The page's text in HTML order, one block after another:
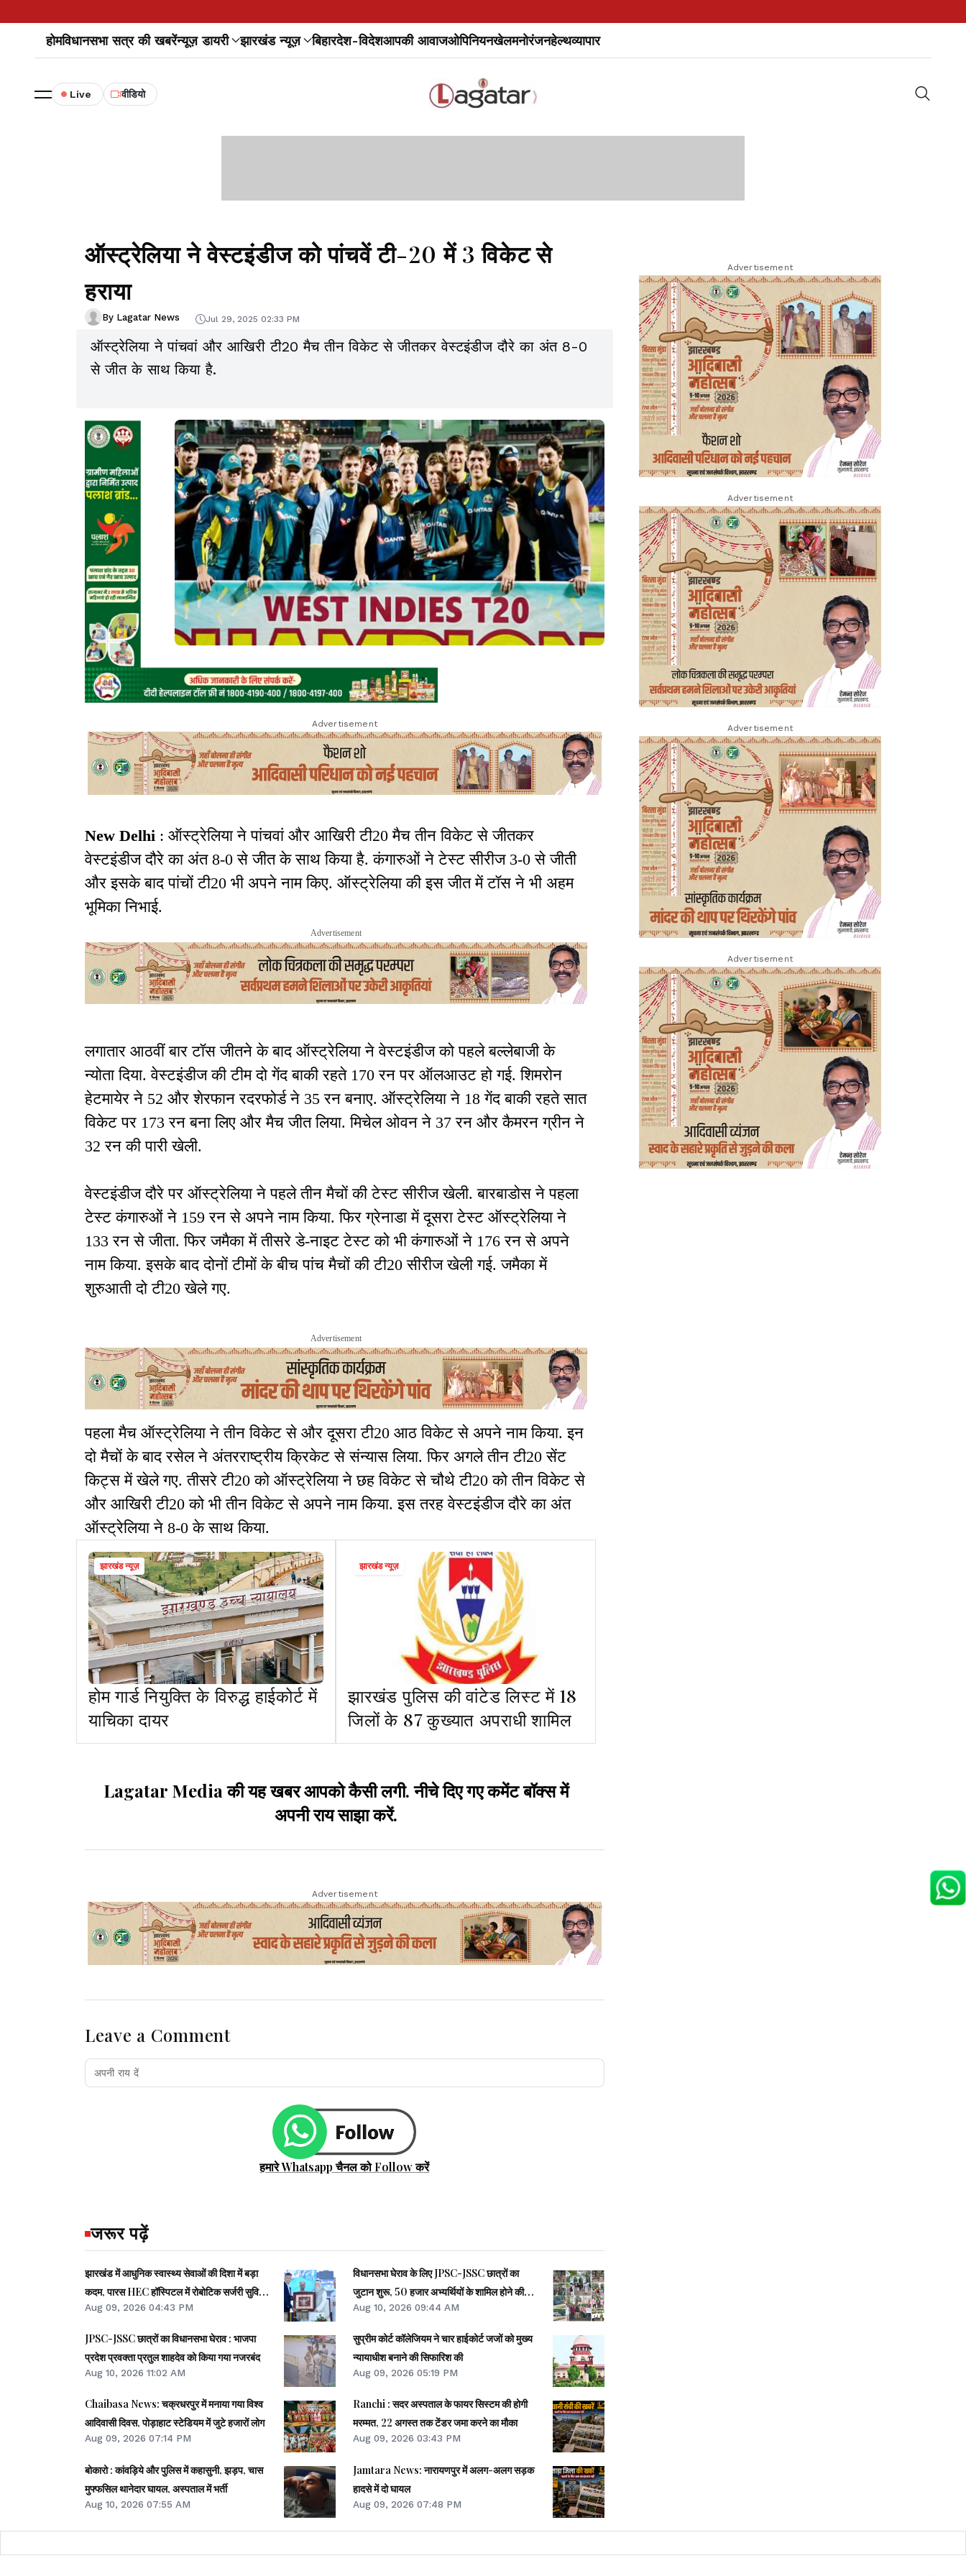
होमविधानसभा सत्र की खबरेंन्यूज़ डायरी झारखंड न्यूज़ बिहारदेश-विदेशआपकी आवाजओपिनियनखेलमनोरंजनहेल्थव्यापार
Live वीडियो
ऑस्ट्रेलिया ने वेस्टइंडीज को पांचवें टी-20 में 3 विकेट से
हराया
By Lagatar News Jul 29, 2025 02:33 PM
ऑस्ट्रेलिया ने पांचवां और आखिरी टी20 मैच तीन विकेट से जीतकर वेस्टइंडीज दौरे का अंत 8-0
से जीत के साथ किया है.
Advertisement
New Delhi : ऑस्ट्रेलिया ने पांचवां और आखिरी टी20 मैच तीन विकेट से जीतकर
वेस्टइंडीज दौरे का अंत 8-0 से जीत के साथ किया है. कंगारुओं ने टेस्ट सीरीज 3-0 से जीती
और इसके बाद पांचों टी20 भी अपने नाम किए. ऑस्ट्रेलिया की इस जीत में टॉस ने भी अहम
भूमिका निभाई.
Advertisement
लगातार आठवीं बार टॉस जीतने के बाद ऑस्ट्रेलिया ने वेस्टइंडीज को पहले बल्लेबाजी के
न्योता दिया. वेस्टइंडीज की टीम दो गेंद बाकी रहते 170 रन पर ऑलआउट हो गई. शिमरोन
हेटमायेर ने 52 और शेरफान रदरफोर्ड ने 35 रन बनाए. ऑस्ट्रेलिया ने 18 गेंद बाकी रहते सात
विकेट पर 173 रन बना लिए और मैच जीत लिया. मिचेल ओवन ने 37 रन और कैमरन ग्रीन ने
32 रन की पारी खेली.
वेस्टइंडीज दौरे पर ऑस्ट्रेलिया ने पहले तीन मैचों की टेस्ट सीरीज खेली. बारबाडोस ने पहला
टेस्ट कंगारुओं ने 159 रन से अपने नाम किया. फिर ग्रेनाडा में दूसरा टेस्ट ऑस्ट्रेलिया ने
133 रन से जीता. फिर जमैका में तीसरे डे-नाइट टेस्ट को भी कंगारुओं ने 176 रन से अपने
नाम किया. इसके बाद दोनों टीमों के बीच पांच मैचों की टी20 सीरीज खेली गई. जमैका में
शुरुआती दो टी20 खेले गए.
Advertisement
पहला मैच ऑस्ट्रेलिया ने तीन विकेट से और दूसरा टी20 आठ विकेट से अपने नाम किया. इन
दो मैचों के बाद रसेल ने अंतरराष्ट्रीय क्रिकेट से संन्यास लिया. फिर अगले तीन टी20 सेंट
किट्स में खेले गए. तीसरे टी20 को ऑस्ट्रेलिया ने छह विकेट से चौथे टी20 को तीन विकेट से
और आखिरी टी20 को भी तीन विकेट से अपने नाम किया. इस तरह वेस्टइंडीज दौरे का अंत
ऑस्ट्रेलिया ने 8-0 के साथ किया.
झारखंड न्यूज़
होम गार्ड नियुक्ति के विरुद्ध हाईकोर्ट में
याचिका दायर
झारखंड न्यूज़
झारखंड पुलिस की वांटेड लिस्ट में 18
जिलों के 87 कुख्यात अपराधी शामिल
Lagatar Media की यह खबर आपको कैसी लगी. नीचे दिए गए कमेंट बॉक्स में
अपनी राय साझा करें.
Advertisement
Leave a Comment
हमारे Whatsapp चैनल को Follow करें
जरूर पढ़ें
झारखंड में आधुनिक स्वास्थ्य सेवाओं की दिशा में बड़ा
कदम, पारस HEC हॉस्पिटल में रोबोटिक सर्जरी सुविधा
शुरू
Aug 09, 2026 04:43 PM
JPSC-JSSC छात्रों का विधानसभा घेराव : भाजपा
प्रदेश प्रवक्ता प्रतुल शाहदेव को किया गया नजरबंद
Aug 10, 2026 11:02 AM
Chaibasa News: चक्रधरपुर में मनाया गया विश्व
आदिवासी दिवस, पोड़ाहाट स्टेडियम में जुटे हजारों लोग
Aug 09, 2026 07:14 PM
बोकारो : कांवड़िये और पुलिस में कहासुनी, झड़प, चास
मुफ्फसिल थानेदार घायल, अस्पताल में भर्ती
Aug 10, 2026 07:55 AM
विधानसभा घेराव के लिए JPSC-JSSC छात्रों का
जुटान शुरू, 50 हजार अभ्यर्थियों के शामिल होने की
संभावना
Aug 10, 2026 09:44 AM
सुप्रीम कोर्ट कॉलेजियम ने चार हाईकोर्ट जजों को मुख्य
न्यायाधीश बनाने की सिफारिश की
Aug 09, 2026 05:19 PM
Ranchi : सदर अस्पताल के फायर सिस्टम की होगी
मरम्मत, 22 अगस्त तक टेंडर जमा करने का मौका
Aug 09, 2026 03:43 PM
Jamtara News: नारायणपुर में अलग-अलग सड़क
हादसे में दो घायल
Aug 09, 2026 07:48 PM
Advertisement
Advertisement
Advertisement
Advertisement